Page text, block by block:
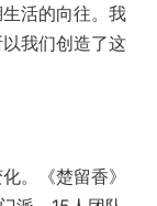
活的向往。我
我们创造了这
。《楚留香》